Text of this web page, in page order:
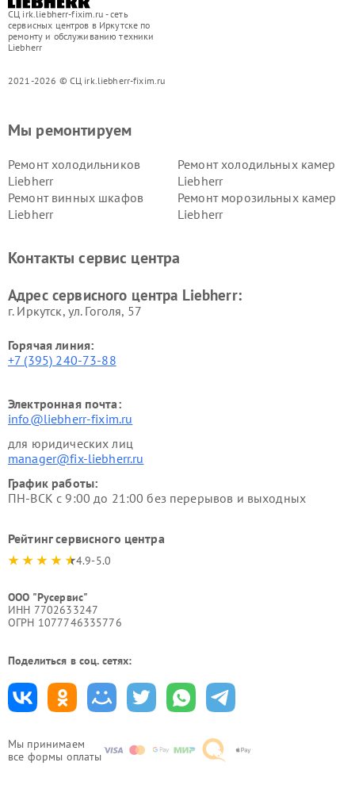
СЦ irk.liebherr-fixim.ru - сеть
сервисных центров в Иркутске по
ремонту и обслуживанию техники
Liebherr
2021-2026 © СЦ irk.liebherr-fixim.ru
Мы принимаем
все формы оплаты
Мы ремонтируем
Ремонт холодильников
Liebherr
Ремонт холодильных камер
Liebherr
Ремонт винных шкафов
Liebherr
Ремонт морозильных камер
Liebherr
Контакты сервис центра
Адрес сервисного центра Liebherr:
г. Иркутск, ул. ​Гоголя, 57
Горячая линия:
+7 (395) 240-73-88
Электронная почта:
info@liebherr-fixim.ru
для юридических лиц
manager@fix-liebherr.ru
График работы:
ПН-ВСК с 9:00 до 21:00 без перерывов и выходных
Рейтинг сервисного центра
4.9-5.0
ООО "Русервис"
ИНН 7702633247
ОГРН 1077746335776
Поделиться в соц. сетях: